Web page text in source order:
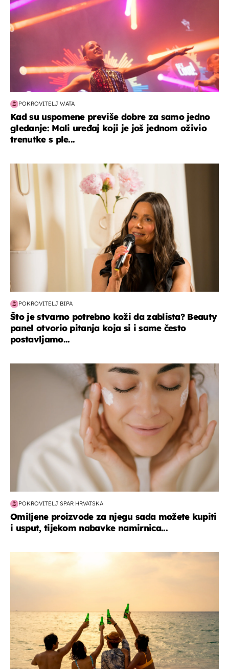
POKROVITELJ WATA
Kad su uspomene previše dobre za samo jedno
gledanje: Mali uređaj koji je još jednom oživio
trenutke s ple...
moda & ljepota
POKROVITELJ BIPA
Što je stvarno potrebno koži da zablista? Beauty
panel otvorio pitanja koja si i same često
postavljamo...
moda & ljepota
POKROVITELJ SPAR HRVATSKA
Omiljene proizvode za njegu sada možete kupiti
i usput, tijekom nabavke namirnica...